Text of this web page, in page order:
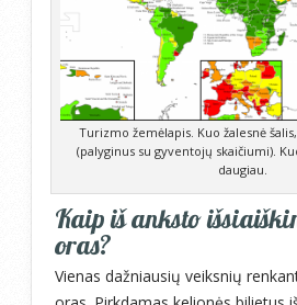
Turizmo žemėlapis. Kuo žalesnė
(palyginus su gyventojų skaičiumi).
daugiau.
Kaip iš anksto
oras?
Vienas dažniausių veiksnių